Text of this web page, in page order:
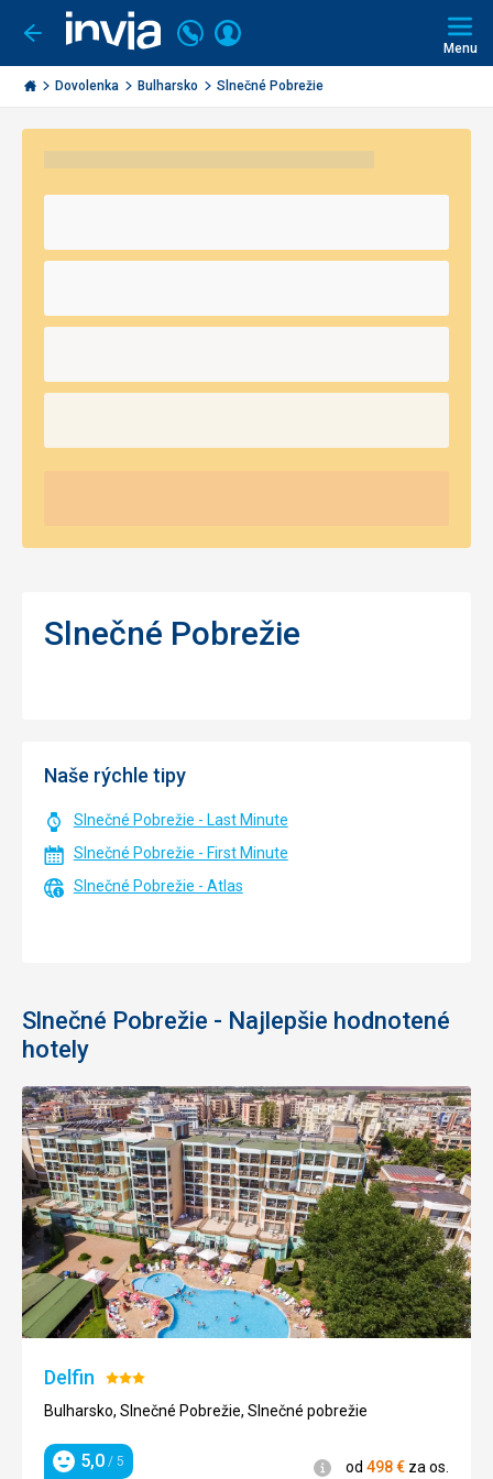
Ísť
späť
Invia.sk
Volajte
+421
2
3221
Prihlásiť
Menu
Dovolenka Bulharsko Slnečné Pobrežie
Slnečné Pobrežie
Naše rýchle tipy
Slnečné Pobrežie - Last Minute
Slnečné Pobrežie - First Minute
Slnečné Pobrežie - Atlas
Slnečné Pobrežie - Najlepšie hodnotené
hotely
Delfin Hodnotenie:
3/5
Bulharsko, Slnečné Pobrežie, Slnečné pobrežie
Hodnotenie
5,0 / 5 Informácie
od 498€ za os.